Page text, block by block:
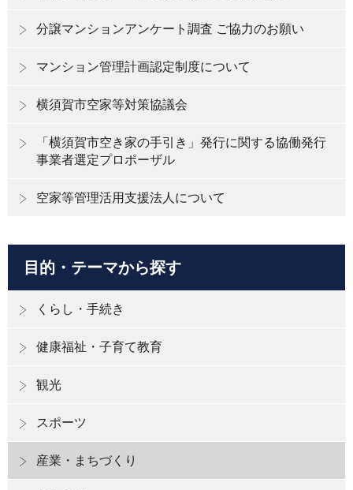
分譲マンションアンケート調査 ご協力のお願い
マンション管理計画認定制度について
横須賀市空家等対策協議会
「横須賀市空き家の手引き」発行に関する協働発行
事業者選定プロポーザル
空家等管理活用支援法人について
目的・テーマから探す
くらし・手続き
健康福祉・子育て教育
観光
スポーツ
産業・まちづくり